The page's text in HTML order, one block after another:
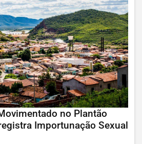
no Plantão
Importunação Sexual